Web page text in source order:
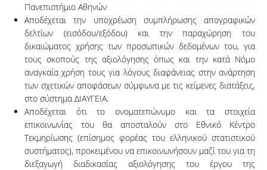
Πανεπιστήμιο Αθηνών
Αποδέχεται την υποχρέωση συμπλήρωσης απογραφικών
δελτίων (εισόδου/εξόδου) και την παραχώρηση του
δικαιώματος χρήσης των προσωπικών δεδομένων του, για
τους σκοπούς της αξιολόγησης όπως και την κατά Νόμο
αναγκαία χρήση τους για λόγους διαφάνειας στην ανάρτηση
των σχετικών αποφάσεων σύμφωνα με τις κείμενες διατάξεις,
στο σύστημα ΔΙΑΥΓΕΙΑ.
Αποδέχεται ότι το ονοματεπώνυμο και τα στοιχεία
επικοινωνίας του θα αποσταλούν στο Εθνικό Κέντρο
Τεκμηρίωσης (επίσημος φορέας του ελληνικού στατιστικού
συστήματος), προκειμένου να επικοινωνήσουν μαζί του για τη
διεξαγωγή διαδικασίας αξιολόγησης του έργου της